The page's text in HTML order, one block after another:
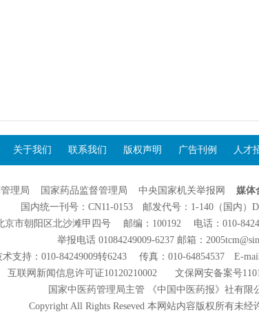
关于我们 联系我们 版权声明 广告刊例 人才
理局 国家药品监督管理局 中央国家机关举报网 媒体
国内统一刊号：CN11-0153 邮发代号：1-140（国内）
京市朝阳区北沙滩甲四号 邮编：100192 电话：010-
举报电话 01084249009-6237 邮箱：
术支持：010-84249009转6243 传真：010-64854537 E-mail
互联网新闻信息许可证10120210002文保网安备案号
国家中医药管理局主管 《中国中医药报》社有限
Copyright All Rights Reseved 本网站内容版权所有未经